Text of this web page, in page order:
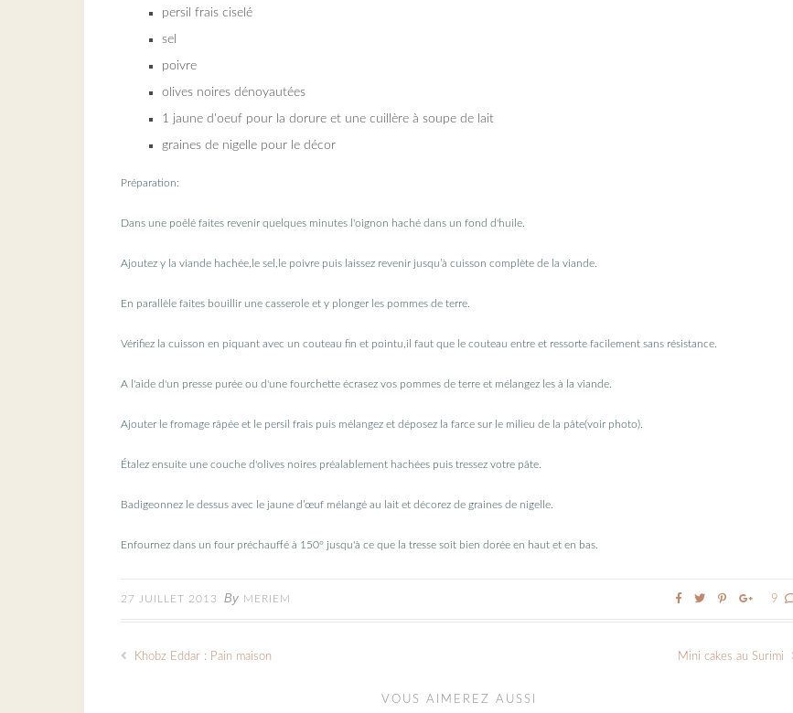
persil frais ciselé
sel
poivre
olives noires dénoyautées
1 jaune d'oeuf pour la dorure et une cuillère à soupe de lait
graines de nigelle pour le décor
Préparation:
Dans une poêlé faites revenir quelques minutes l'oignon haché dans un fond d'huile.
Ajoutez y la viande hachée,le sel,le poivre puis laissez revenir jusqu’à cuisson complète de la viande.
En parallèle faites bouillir une casserole et y plonger les pommes de terre.
Vérifiez la cuisson en piquant avec un couteau fin et pointu,il faut que le couteau entre et ressorte facilement sans résistance.
A l'aide d'un presse purée ou d'une fourchette écrasez vos pommes de terre et mélangez les à la viande.
Ajouter le fromage râpée et le persil frais puis mélangez et déposez la farce sur le milieu de la pâte(voir photo).
Étalez ensuite une couche d'olives noires préalablement hachées puis tressez votre pâte.
Badigeonnez le dessus avec le jaune d’œuf mélangé au lait et décorez de graines de nigelle.
Enfournez dans un four préchauffé à 150° jusqu'à ce que la tresse soit bien dorée en haut et en bas.
27 JUILLET 2013 By MERIEM 9
Khobz Eddar : Pain maison Mini cakes au Surimi
VOUS AIMEREZ AUSSI